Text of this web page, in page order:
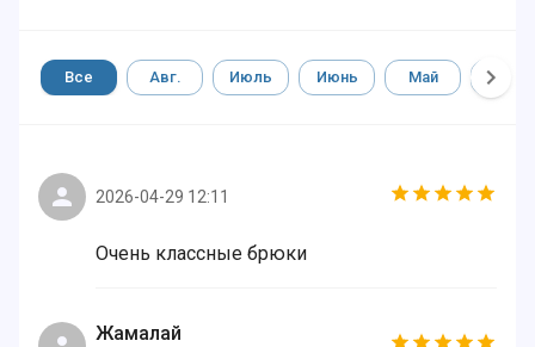
Все Авг. Июль Июнь Май Апр.
2026-04-29 12:11
Очень классные брюки
Жамалай